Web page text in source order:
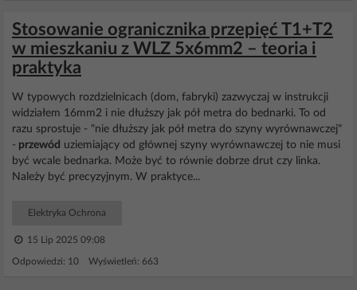
Stosowanie ogranicznika przepięć T1+T2
w mieszkaniu z WLZ 5x6mm2 – teoria i
praktyka
W typowych rozdzielnicach (dom, fabryki) zazwyczaj w instrukcji
widziałem 16mm2 i nie dłuższy jak pół metra do bednarki. To od
razu sprostuje - "nie dłuższy jak pół metra do szyny wyrównawczej"
- przewód uziemiający od głównej szyny wyrównawczej to nie musi
być wcale bednarka. Może być to równie dobrze drut czy linka.
Należy być precyzyjnym. W praktyce...
Elektryka Ochrona
15 Lip 2025 09:08
Odpowiedzi: 10 Wyświetleń: 663